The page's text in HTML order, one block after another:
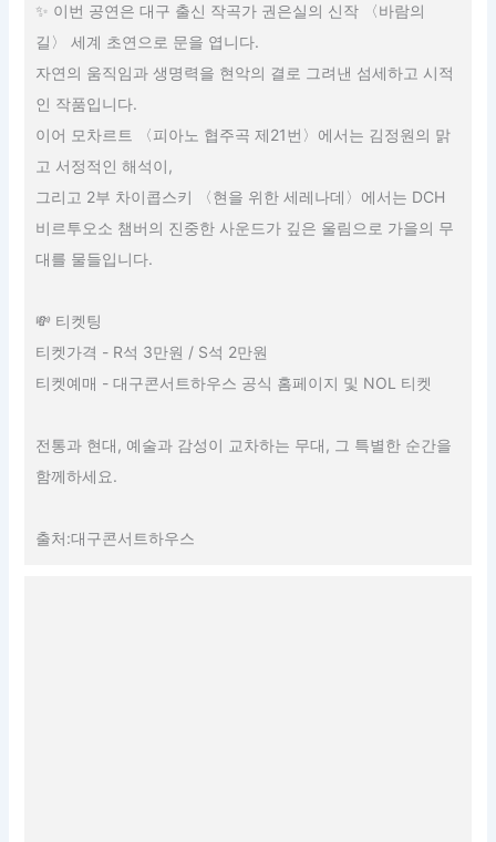
✨ 이번 공연은 대구 출신 작곡가 권은실의 신작 〈바람의
길〉 세계 초연으로 문을 엽니다.
자연의 움직임과 생명력을 현악의 결로 그려낸 섬세하고 시적
인 작품입니다.
이어 모차르트 〈피아노 협주곡 제21번〉에서는 김정원의 맑
고 서정적인 해석이,
그리고 2부 차이콥스키 〈현을 위한 세레나데〉에서는 DCH
비르투오소 챔버의 진중한 사운드가 깊은 울림으로 가을의 무
대를 물들입니다.
💸 티켓팅
티켓가격 - R석 3만원 / S석 2만원
티켓예매 - 대구콘서트하우스 공식 홈페이지 및 NOL 티켓
전통과 현대, 예술과 감성이 교차하는 무대, 그 특별한 순간을
함께하세요.
출처:대구콘서트하우스